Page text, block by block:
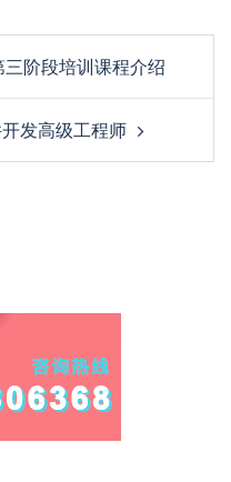
阶段培训课程介绍
发高级工程师